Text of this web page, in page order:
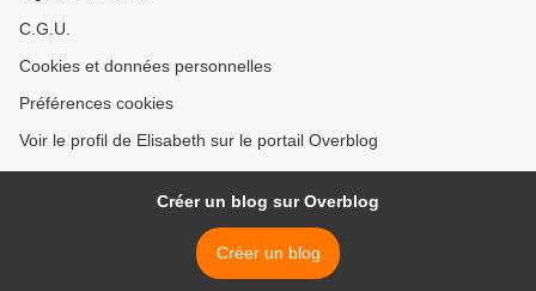
C.G.U.
Cookies et données personnelles
Préférences cookies
Voir le profil de Elisabeth sur le portail Overblog
Créer un blog sur Overblog
Créer un blog